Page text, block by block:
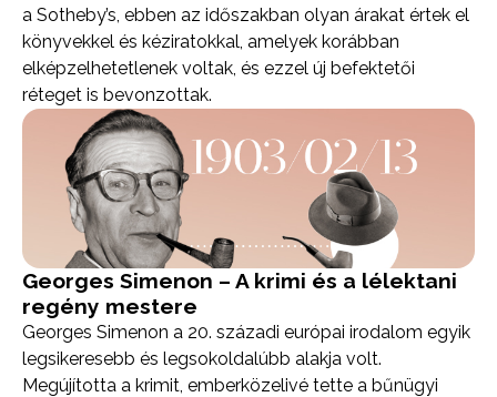
a Sotheby’s, ebben az időszakban olyan árakat értek el
könyvekkel és kéziratokkal, amelyek korábban
elképzelhetetlenek voltak, és ezzel új befektetői
réteget is bevonzottak.
Georges Simenon – A krimi és a lélektani
regény mestere
Georges Simenon a 20. századi európai irodalom egyik
legsikeresebb és legsokoldalúbb alakja volt.
Megújította a krimit, emberközelivé tette a bűnügyi